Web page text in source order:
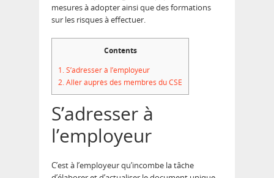
mesures à adopter ainsi que des formations
sur les risques à effectuer.
Contents
1.S’adresser à l’employeur
2.Aller auprès des membres du CSE
S’adresser à
l’employeur
C’est à l’employeur qu’incombe la tâche